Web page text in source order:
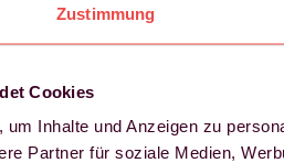
Zustimmung
Cookies
Inhalte und Anzeigen zu
Partner für soziale Medien,